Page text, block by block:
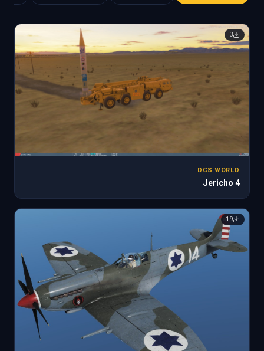
3
DCS WORLD
Jericho 4
19